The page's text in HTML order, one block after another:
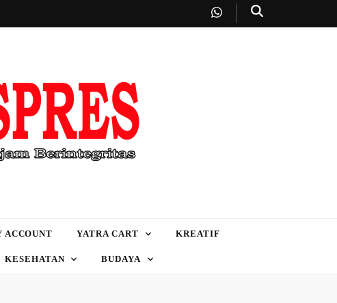
ACCOUNT YATRA CART KREATIF
KESEHATAN BUDAYA